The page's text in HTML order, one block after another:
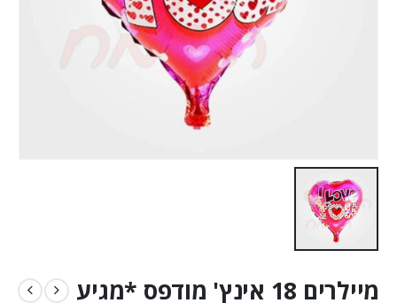
מיילרים 18 אינץ' מודפס *מגיע